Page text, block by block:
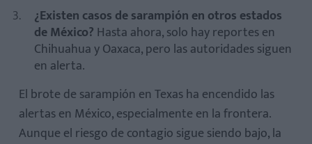
¿Existen casos de sarampión en otros estados
de México? Hasta ahora, solo hay reportes en
Chihuahua y Oaxaca, pero las autoridades siguen
en alerta.
El brote de sarampión en Texas ha encendido las
alertas en México, especialmente en la frontera.
Aunque el riesgo de contagio sigue siendo bajo, la